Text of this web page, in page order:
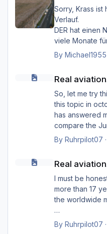
Sorry, Krass ist
Verlauf.
DER hat einen
viele Monate
gemacht, den
mit seinem
Das "Zeug",
Baby, was er
Du unterstellst
Weise von
Warum das
der Entwickler
By Michael1955
Real
So, let me try
this topic in
has answered
compare the
(with so far
I should say
of deleting
are bigger
but at
Back on topic.
Cessna Grand
On Saturday
By Ruhrpilot07 ·
Real
I must be
more than 17
the worldwide
In comparation
beginning of
By Ruhrpilot07 ·